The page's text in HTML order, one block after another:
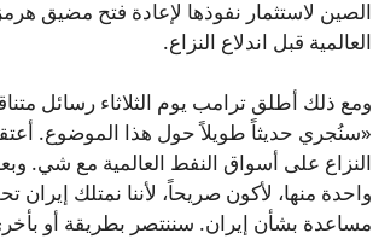
العالمية قبل اندلاع النزاع.
ومع ذلك أطلق ترامب يوم الثلاثاء رسائل
«سنُجري حديثاً طويلاً حول هذا الموضوع. أعتقد
النزاع على أسواق النفط العالمية مع شي.
واحدة منها، لأكون صريحاً، لأننا نمتلك
مساعدة بشأن إيران. سننتصر بطريقة أو